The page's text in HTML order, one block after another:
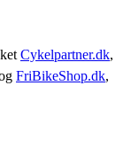
Cykelpartner.dk,
FriBikeShop.dk,